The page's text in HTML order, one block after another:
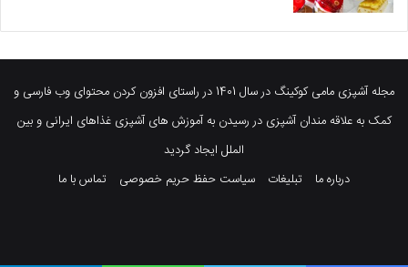
مجله آشپزی مامی کوکینگ در سال 1401 در راستای افزون کردن محتوای وب فارسی و
کمک به علاقه مندان آشپزی در رسیدن به آموزش های آشپزی غذاهای ایرانی و بین
الملل ایجاد گردید
درباره ما
تبلیغات سیاست حفظ حریم خصوصی تماس با ما